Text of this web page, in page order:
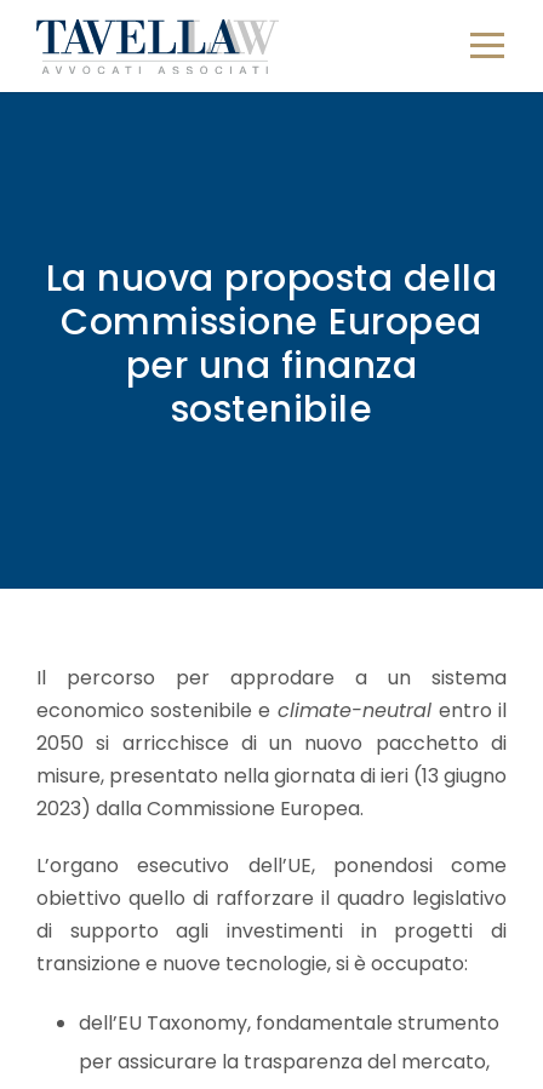
La nuova proposta della
Commissione Europea
per una finanza
sostenibile
Il percorso per approdare a un sistema
economico sostenibile e climate-neutral entro il
2050 si arricchisce di un nuovo pacchetto di
misure, presentato nella giornata di ieri (13 giugno
2023) dalla Commissione Europea.
L’organo esecutivo dell’UE, ponendosi come
obiettivo quello di rafforzare il quadro legislativo
di supporto agli investimenti in progetti di
transizione e nuove tecnologie, si è occupato:
dell’EU Taxonomy, fondamentale strumento
per assicurare la trasparenza del mercato,